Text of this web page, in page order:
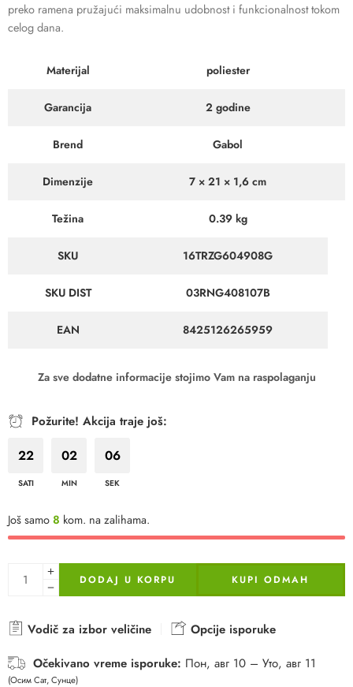
preko ramena pružajući maksimalnu udobnost i funkcionalnost tokom
celog dana.
Materijal poliester
Garancija 2 godine
Brend Gabol
Dimenzije 7 × 21 × 1,6 cm
Težina 0.39 kg
SKU 16TRZG604908G
SKU DIST 03RNG408107B
EAN 8425126265959
Za sve dodatne informacije stojimo Vam na raspolaganju
Požurite! Akcija traje još:
22
SATI
02
MIN
05
SEK
Još samo8 kom. na zalihama.
DODAJ U KORPU KUPI ODMAH
Vodič za izbor veličine
Opcije isporuke
Očekivano vreme isporuke: Пон, авг 10 – Уто, авг 11
(Осим Сат, Сунце)